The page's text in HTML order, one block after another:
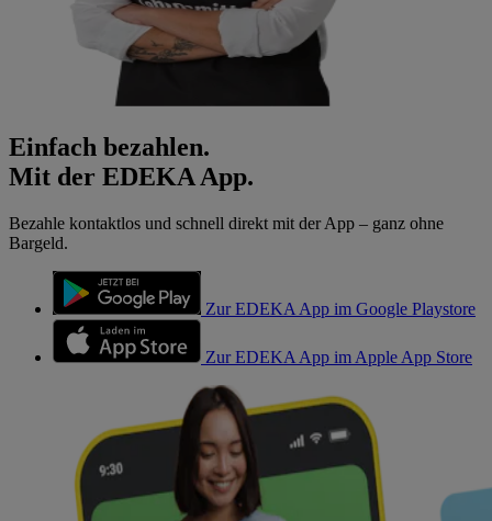
Einfach bezahlen.
Mit der EDEKA App.
Bezahle kontaktlos und schnell direkt mit der App – ganz ohne
Bargeld.
Zur EDEKA App im Google Playstore
Zur EDEKA App im Apple App Store